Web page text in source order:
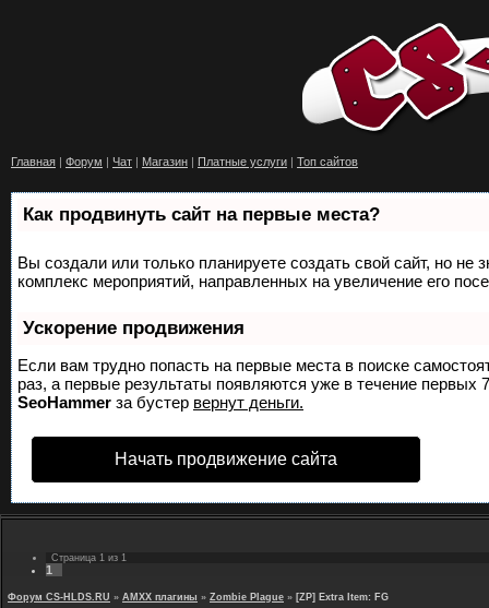
Главная | Форум | Чат | Магазин | Платные услуги | Топ сайтов
Как продвинуть сайт на первые места?
Вы создали или только планируете создать свой сайт, но не
комплекс мероприятий, направленных на увеличение его
Ускорение продвижения
Если вам трудно попасть на первые места в поиске
раз, а первые результаты появляются уже в течение первых
SeoHammer за бустер вернут деньги.
Начать продвижение сайта
Страница 1 из 1
1
Форум CS-HLDS.RU » AMXX плагины » Zombie Plague » [ZP] Extra Item: FG